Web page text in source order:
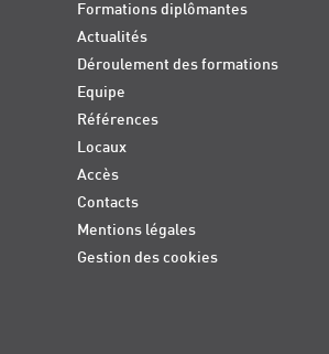
Formations diplômantes
Actualités
Déroulement des formations
Equipe
Références
Locaux
Accès
Contacts
Mentions légales
Gestion des cookies